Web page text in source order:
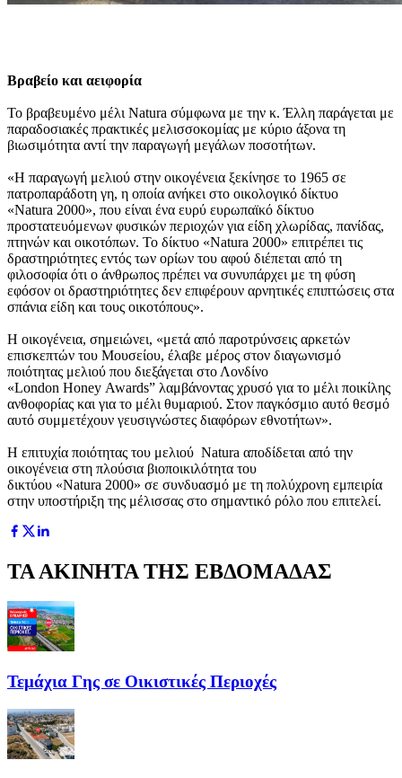
Βραβείο και αειφορία
Το βραβευμένο μέλι Natura σύμφωνα με την κ. Έλλη παράγεται με
παραδοσιακές πρακτικές μελισσοκομίας με κύριο άξονα τη
βιωσιμότητα αντί την παραγωγή μεγάλων ποσοτήτων.
«Η παραγωγή μελιού στην οικογένεια ξεκίνησε το 1965 σε
πατροπαράδοτη γη, η οποία ανήκει στο οικολογικό δίκτυο
«Natura 2000», που είναι ένα ευρύ ευρωπαϊκό δίκτυο
προστατευόμενων φυσικών περιοχών για είδη χλωρίδας, πανίδας,
πτηνών και οικοτόπων. Το δίκτυο «Natura 2000» επιτρέπει τις
δραστηριότητες εντός των ορίων του αφού διέπεται από τη
φιλοσοφία ότι ο άνθρωπος πρέπει να συνυπάρχει με τη φύση
εφόσον οι δραστηριότητες δεν επιφέρουν αρνητικές επιπτώσεις στα
σπάνια είδη και τους οικοτόπους».
Η οικογένεια, σημειώνει, «μετά από παροτρύνσεις αρκετών
επισκεπτών του Μουσείου, έλαβε μέρος στον διαγωνισμό
ποιότητας μελιού που διεξάγεται στο Λονδίνο
«London Honey Awards” λαμβάνοντας χρυσό για το μέλι ποικίλης
ανθοφορίας και για το μέλι θυμαριού. Στον παγκόσμιο αυτό θεσμό
αυτό συμμετέχουν γευσιγνώστες διαφόρων εθνοτήτων».
Η επιτυχία ποιότητας του μελιού Natura αποδίδεται από την
οικογένεια στη πλούσια βιοποικιλότητα του
δικτύου «Natura 2000» σε συνδυασμό με τη πολύχρονη εμπειρία
στην υποστήριξη της μέλισσας στο σημαντικό ρόλο που επιτελεί.
ΤΑ ΑΚΙΝΗΤΑ ΤΗΣ ΕΒΔΟΜΑΔΑΣ
Τεμάχια Γης σε Οικιστικές Περιοχές